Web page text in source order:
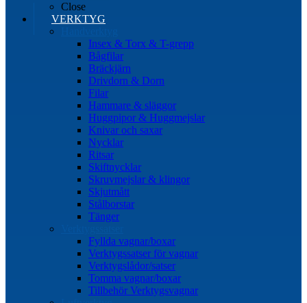
Close
VERKTYG
Insex & Torx & T-grepp
Bågfilar
Bräckjärn
Drivdorn & Dorn
Filar
Hammare & släggor
Huggpipor & Huggmejslar
Knivar och saxar
Nycklar
Ritsar
Skiftnycklar
Skruvmejslar & klingor
Skjutmått
Stålborstar
Tänger
Fyllda vagnar/boxar
Verktygssatser för vagnar
Verktygslådor/satser
Tomma vagnar/boxar
Tillbehör Verktygsvagnar